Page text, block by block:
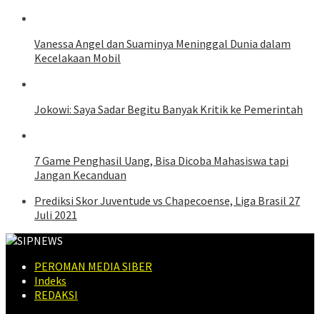
Vanessa Angel dan Suaminya Meninggal Dunia dalam
Kecelakaan Mobil
Jokowi: Saya Sadar Begitu Banyak Kritik ke Pemerintah
7 Game Penghasil Uang, Bisa Dicoba Mahasiswa tapi
Jangan Kecanduan
Prediksi Skor Juventude vs Chapecoense, Liga Brasil 27
Juli 2021
PEROMAN MEDIA SIBER
Indeks
REDAKSI